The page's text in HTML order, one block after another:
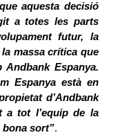
aquesta decisió
a totes les parts
futur, la
massa crítica que
Espanya.
Espanya està en
d’Andbank
a tot l’equip de la
sort”.